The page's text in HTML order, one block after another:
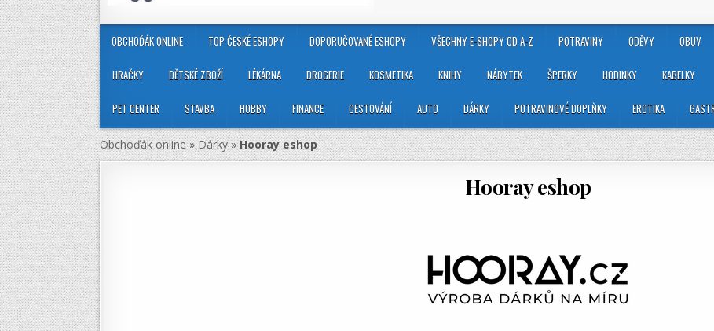
OBCHOĎÁK ONLINE TOP ČESKÉ ESHOPY DOPORUČOVANÉ ESHOPY VŠECHNY E-SHOPY OD A-Z POTRAVINY ODĚVY OBUV
HRAČKY DĚTSKÉ ZBOŽÍ LÉKÁRNA DROGERIE KOSMETIKA KNIHY NÁBYTEK ŠPERKY HODINKY KABELKY
PET CENTER STAVBA HOBBY FINANCE CESTOVÁNÍ AUTO DÁRKY POTRAVINOVÉ DOPLŇKY EROTIKA
Obchoďák online»Dárky»Hooray eshop
Hooray eshop